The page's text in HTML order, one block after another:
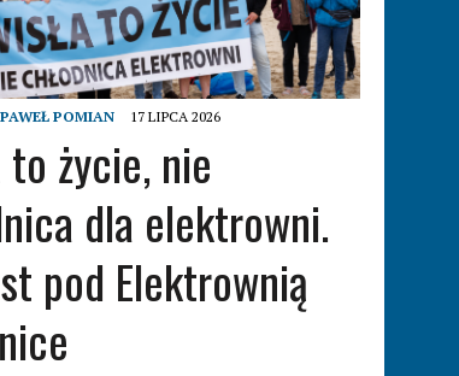
PAWEŁ POMIAN 17 LIPCA 2026
to życie, nie
dla elektrowni.
pod Elektrownią